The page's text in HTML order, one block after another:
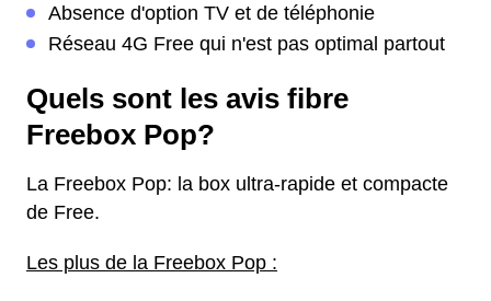
Absence d'option TV et de téléphonie
Réseau 4G Free qui n'est pas optimal partout
Quels sont les avis fibre
Freebox Pop?
La Freebox Pop: la box ultra-rapide et compacte
de Free.
Les plus de la Freebox Pop :